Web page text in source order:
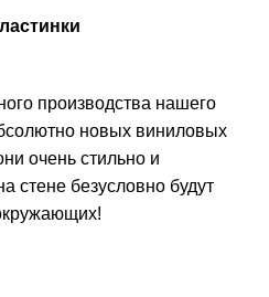
производства нашего
новых виниловых
очень стильно и
стене безусловно будут